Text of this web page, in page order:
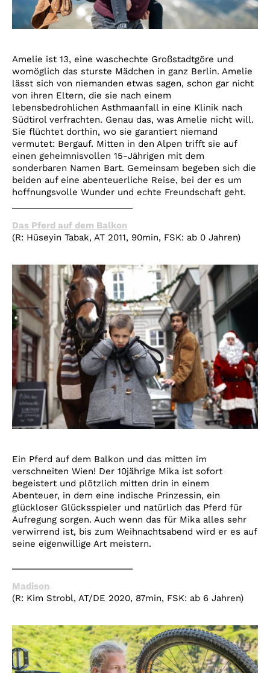
Amelie ist 13, eine waschechte Großstadtgöre und
womöglich das sturste Mädchen in ganz Berlin. Amelie
lässt sich von niemanden etwas sagen, schon gar nicht
von ihren Eltern, die sie nach einem
lebensbedrohlichen Asthmaanfall in eine Klinik nach
Südtirol verfrachten. Genau das, was Amelie nicht will.
Sie flüchtet dorthin, wo sie garantiert niemand
vermutet: Bergauf. Mitten in den Alpen trifft sie auf
einen geheimnisvollen 15-Jährigen mit dem
sonderbaren Namen Bart. Gemeinsam begeben sich die
beiden auf eine abenteuerliche Reise, bei der es um
hoffnungsvolle Wunder und echte Freundschaft geht.
Das Pferd auf dem Balkon
(R: Hüseyin Tabak, AT 2011, 90min, FSK: ab 0 Jahren)
Ein Pferd auf dem Balkon und das mitten im
verschneiten Wien! Der 10jährige Mika ist sofort
begeistert und plötzlich mitten drin in einem
Abenteuer, in dem eine indische Prinzessin, ein
glückloser Glücksspieler und natürlich das Pferd für
Aufregung sorgen. Auch wenn das für Mika alles sehr
verwirrend ist, bis zum Weihnachtsabend wird er es auf
seine eigenwillige Art meistern.
Madison
(R: Kim Strobl, AT/DE 2020, 87min, FSK: ab 6 Jahren)